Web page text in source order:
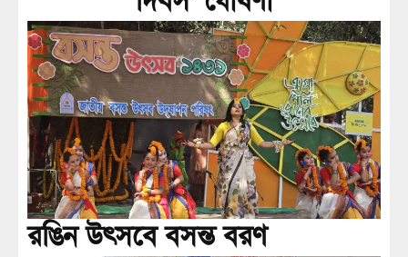
রঙিন উৎসবে বসন্ত বরণ